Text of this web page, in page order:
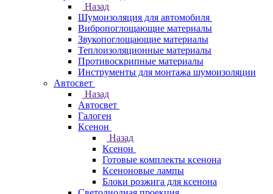
Назад
Шумоизоляция для автомобиля
Вибропоглощающие материалы
Звукопоглощающие материалы
Теплоизоляционные материалы
Противоскрипные материалы
Инструменты для монтажа шумоизоляции
Автосвет
Назад
Автосвет
Галоген
Ксенон
Назад
Ксенон
Готовые комплекты ксенона
Ксеноновые лампы
Блоки розжига для ксенона